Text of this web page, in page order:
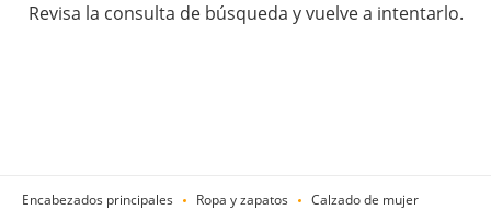
Revisa la consulta de búsqueda y vuelve a intentarlo.
Encabezados principales Ropa y zapatos Calzado de mujer